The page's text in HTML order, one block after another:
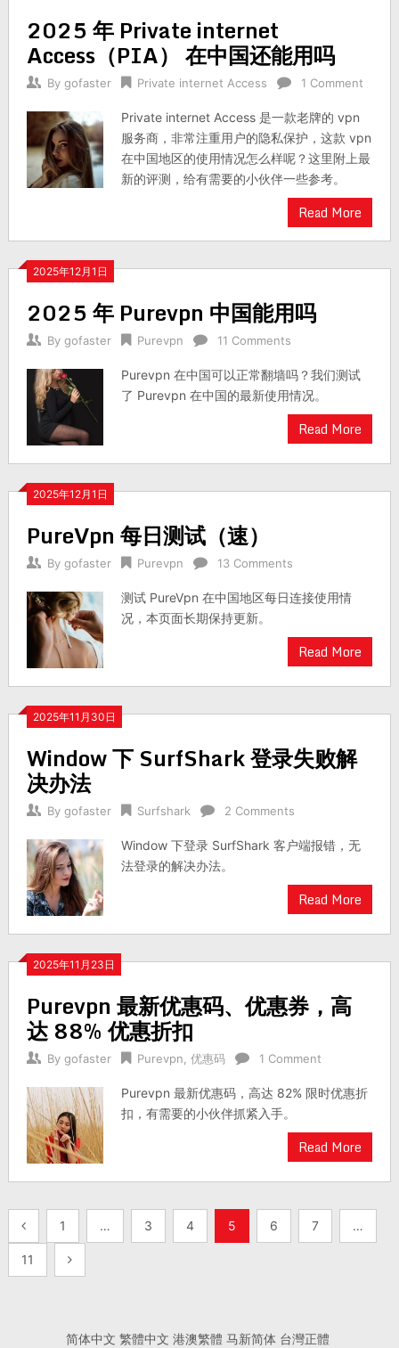
2025 年 Private internet
Access（PIA） 在中国还能用吗
By gofaster Private internet Access 1 Comment
Private internet Access 是一款老牌的 vpn
服务商，非常注重用户的隐私保护，这款 vpn
在中国地区的使用情况怎么样呢？这里附上最
新的评测，给有需要的小伙伴一些参考。
Read More
2025年12月1日
2025 年 Purevpn 中国能用吗
By gofaster Purevpn 11 Comments
Purevpn 在中国可以正常翻墙吗？我们测试
了 Purevpn 在中国的最新使用情况。
Read More
2025年12月1日
PureVpn 每日测试（速）
By gofaster Purevpn 13 Comments
测试 PureVpn 在中国地区每日连接使用情
况，本页面长期保持更新。
Read More
2025年11月30日
Window 下 SurfShark 登录失败解
决办法
By gofaster Surfshark 2 Comments
Window 下登录 SurfShark 客户端报错，无
法登录的解决办法。
Read More
2025年11月23日
Purevpn 最新优惠码、优惠券，高
达 88% 优惠折扣
By gofaster Purevpn, 优惠码 1 Comment
Purevpn 最新优惠码，高达 82% 限时优惠折
扣，有需要的小伙伴抓紧入手。
Read More
文
章
导
1 … 3 4 5 6 7 …
11
简体中文 繁體中文 港澳繁體 马新简体 台灣正體